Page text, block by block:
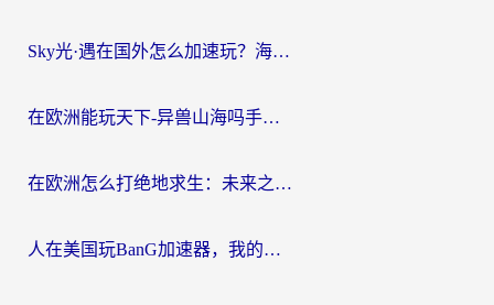
Sky光·遇在国外怎么加速玩？海外党亲测有效的国服游戏加速指南
在欧洲能玩天下-异兽山海吗手游？海外玩家的加速器生存指南
在欧洲怎么打绝地求生：未来之役不卡？留学生亲测的加速器避坑指南
人在美国玩BanG加速器，我的延迟终于绿了